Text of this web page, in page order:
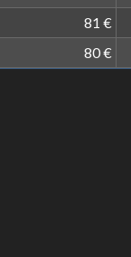
81 €
80 €